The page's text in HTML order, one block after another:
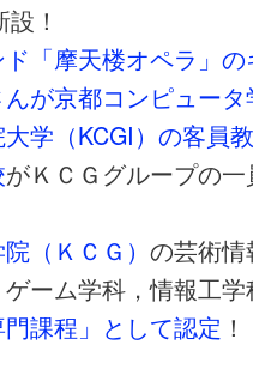
！
「摩天楼オペラ」
が京都コンピュー
学（KCGI）の客員
がＫＣＧグループの
（ＫＣＧ）の芸術
ーム学科，情報工学
課程」として認定 ！